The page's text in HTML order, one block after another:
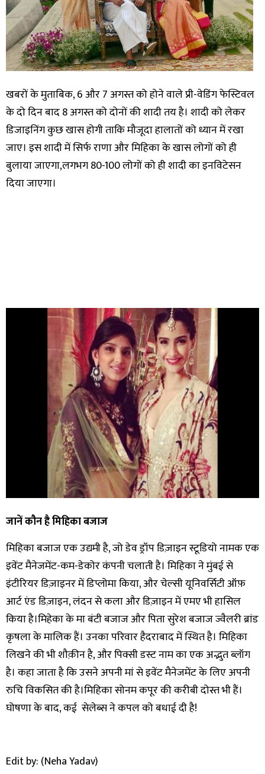
खबरों के मुताबिक, 6 और 7 अगस्त को होने वाले प्री-वेडिंग फेस्टिवल
के दो दिन बाद 8 अगस्त को दोनों की शादी तय है। शादी को लेकर
डिजाइनिंग कुछ खास होगी ताकि मौजूदा हालातों को ध्यान में रखा
जाए। इस शादी में सिर्फ राणा और मिहिका के खास लोगों को ही
बुलाया जाएगा,लगभग 80-100 लोगों को ही शादी का इनविटेसन
दिया जाएगा।
जानें कौन है मिहिका बजाज
मिहिका बजाज एक उद्यमी है, जो डेव ड्रॉप डिज़ाइन स्टूडियो नामक एक
इवेंट मैनेजमेंट-कम-डेकोर कंपनी चलाती है। मिहिका ने मुंबई से
इंटीरियर डिज़ाइनर में डिप्लोमा किया, और चेल्सी यूनिवर्सिटी ऑफ़
आर्ट एंड डिज़ाइन, लंदन से कला और डिज़ाइन में एमए भी हासिल
किया है।मिहेका के मा बंटी बजाज और पिता सुरेश बजाज ज्वैलरी ब्रांड
कृषला के मालिक हैं। उनका परिवार हैदराबाद में स्थित है। मिहिका
लिखने की भी शौक़ीन है, और पिक्सी डस्ट नाम का एक अद्भुत ब्लॉग
है। कहा जाता है कि उसने अपनी मां से इवेंट मैनेजमेंट के लिए अपनी
रुचि विकसित की है।मिहिका सोनम कपूर की करीबी दोस्त भी हैं।
घोषणा के बाद, कई सेलेब्स ने कपल को बधाई दी है!
Edit by: (Neha Yadav)